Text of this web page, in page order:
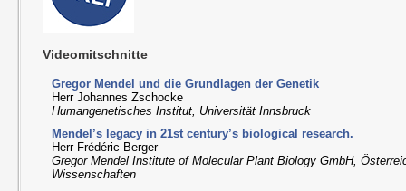
Videomitschnitte
Gregor Mendel und die Grundlagen der Genetik
Herr Johannes Zschocke
Humangenetisches Institut, Universität Innsbruck
Mendel’s legacy in 21st century’s biological research.
Herr Frédéric Berger
Gregor Mendel Institute of Molecular Plant Biology GmbH,
Wissenschaften